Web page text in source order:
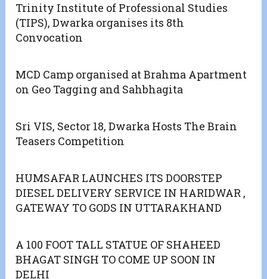
Trinity Institute of Professional Studies
(TIPS), Dwarka organises its 8th
Convocation
MCD Camp organised at Brahma Apartment
on Geo Tagging and Sahbhagita
Sri VIS, Sector 18, Dwarka Hosts The Brain
Teasers Competition
HUMSAFAR LAUNCHES ITS DOORSTEP
DIESEL DELIVERY SERVICE IN HARIDWAR ,
GATEWAY TO GODS IN UTTARAKHAND
A 100 FOOT TALL STATUE OF SHAHEED
BHAGAT SINGH TO COME UP SOON IN
DELHI